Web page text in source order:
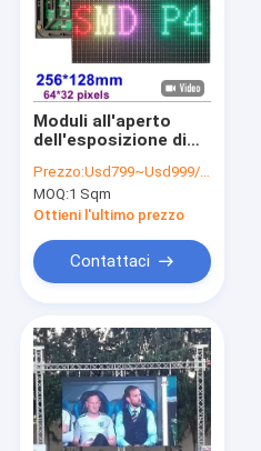
Prodotti
Video
Moduli all'aperto
dell'esposizione di
P4 SMD modulo dello
schermo
256X128mm/di
Prezzo:Usd799~Usd999/Sqm( Price is negotiable)
MOQ:1 Sqm
Ottieni l'ultimo prezzo
Contattaci